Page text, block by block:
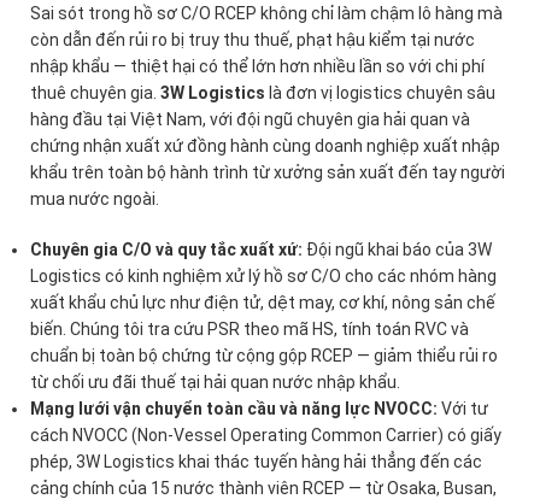
Sai sót trong hồ sơ C/O RCEP không chỉ làm chậm lô hàng mà
còn dẫn đến rủi ro bị truy thu thuế, phạt hậu kiểm tại nước
nhập khẩu — thiệt hại có thể lớn hơn nhiều lần so với chi phí
thuê chuyên gia. 3W Logistics là đơn vị logistics chuyên sâu
hàng đầu tại Việt Nam, với đội ngũ chuyên gia hải quan và
chứng nhận xuất xứ đồng hành cùng doanh nghiệp xuất nhập
khẩu trên toàn bộ hành trình từ xưởng sản xuất đến tay người
mua nước ngoài.
Chuyên gia C/O và quy tắc xuất xứ: Đội ngũ khai báo của 3W
Logistics có kinh nghiệm xử lý hồ sơ C/O cho các nhóm hàng
xuất khẩu chủ lực như điện tử, dệt may, cơ khí, nông sản chế
biến. Chúng tôi tra cứu PSR theo mã HS, tính toán RVC và
chuẩn bị toàn bộ chứng từ cộng gộp RCEP — giảm thiểu rủi ro
từ chối ưu đãi thuế tại hải quan nước nhập khẩu.
Mạng lưới vận chuyển toàn cầu và năng lực NVOCC: Với tư
cách NVOCC (Non-Vessel Operating Common Carrier) có giấy
phép, 3W Logistics khai thác tuyến hàng hải thẳng đến các
cảng chính của 15 nước thành viên RCEP — từ Osaka, Busan,